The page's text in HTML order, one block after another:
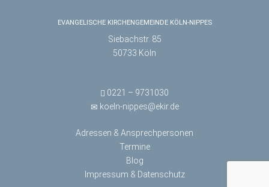
EVANGELISCHE KIRCHENGEMEINDE KÖLN-NIPPES
Siebachstr. 85
50733 Köln
0221 – 9731030
koeln-nippes@ekir.de
Adressen & Ansprechpersonen
Termine
Blog
Impressum & Datenschutz